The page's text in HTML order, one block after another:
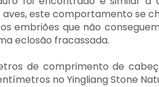
este comportamento se
embriões que não
eclosão fracassada.
de comprimento de
no Yingliang Stone